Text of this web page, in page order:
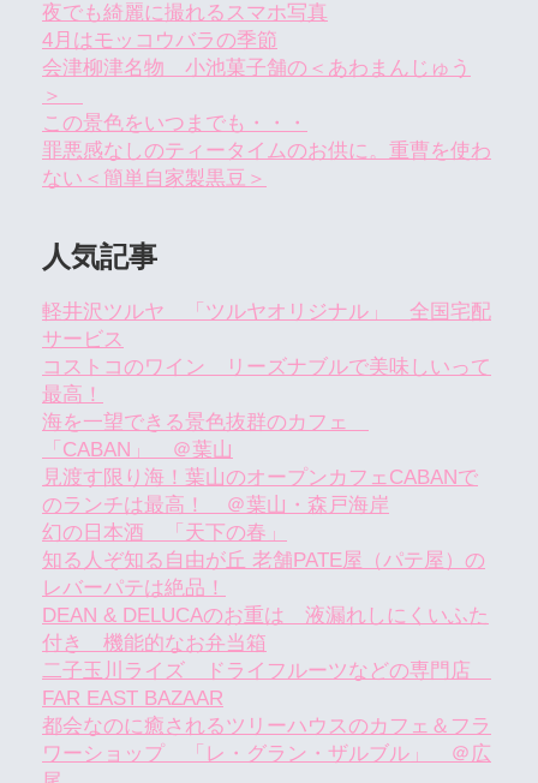
夜でも綺麗に撮れるスマホ写真
4月はモッコウバラの季節
会津柳津名物 小池菓子舗の＜あわまんじゅう
＞
この景色をいつまでも・・・
罪悪感なしのティータイムのお供に。重曹を使わ
ない＜簡単自家製黒豆＞
人気記事
軽井沢ツルヤ 「ツルヤオリジナル」 全国宅配
サービス
コストコのワイン リーズナブルで美味しいって
最高！
海を一望できる景色抜群のカフェ
「CABAN」 ＠葉山
見渡す限り海！葉山のオープンカフェCABANで
のランチは最高！ ＠葉山・森戸海岸
幻の日本酒 「天下の春」
知る人ぞ知る自由が丘 老舗PATE屋（パテ屋）の
レバーパテは絶品！
DEAN & DELUCAのお重は 液漏れしにくいふた
付き 機能的なお弁当箱
二子玉川ライズ ドライフルーツなどの専門店
FAR EAST BAZAAR
都会なのに癒されるツリーハウスのカフェ＆フラ
ワーショップ 「レ・グラン・ザルブル」 ＠広